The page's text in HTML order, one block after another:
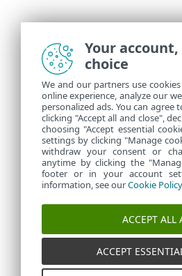
Your
choice
We and our partners use
online experience, analyze our
personalized ads. You can
clicking "Accept all and close",
choosing "Accept essential
settings by clicking "Manage
withdraw your consent or
anytime by clicking the
footer or in your account
information, see ourCookie Policy
ACCEPT ALL
ACCEPT